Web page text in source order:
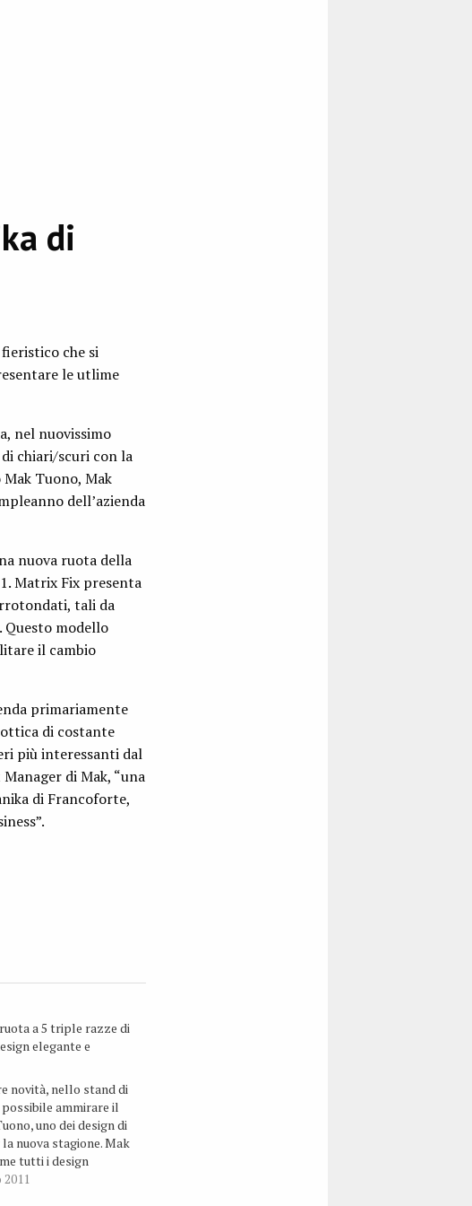
di
che si
le utlime
nel nuovissimo
chiari/scuri con la
Tuono, Mak
dell’azienda
nuova ruota della
Matrix Fix presenta
tali da
modello
il cambio
primariamente
di costante
più interessanti dal
di Mak, “una
di Francoforte,
a 5 triple razze di
elegante e
novità, nello stand di
ammirare il
uno dei design di
nuova stagione. Mak
tutti i design
gamma 2010/2011,
2011